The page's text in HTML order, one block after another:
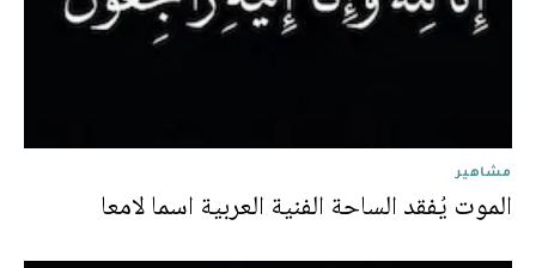
مشاهير
الموت يُفقد الساحة الفنية العربية اسما لامعا